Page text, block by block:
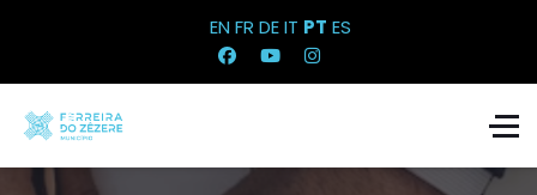
EN FR DEIT PT ES